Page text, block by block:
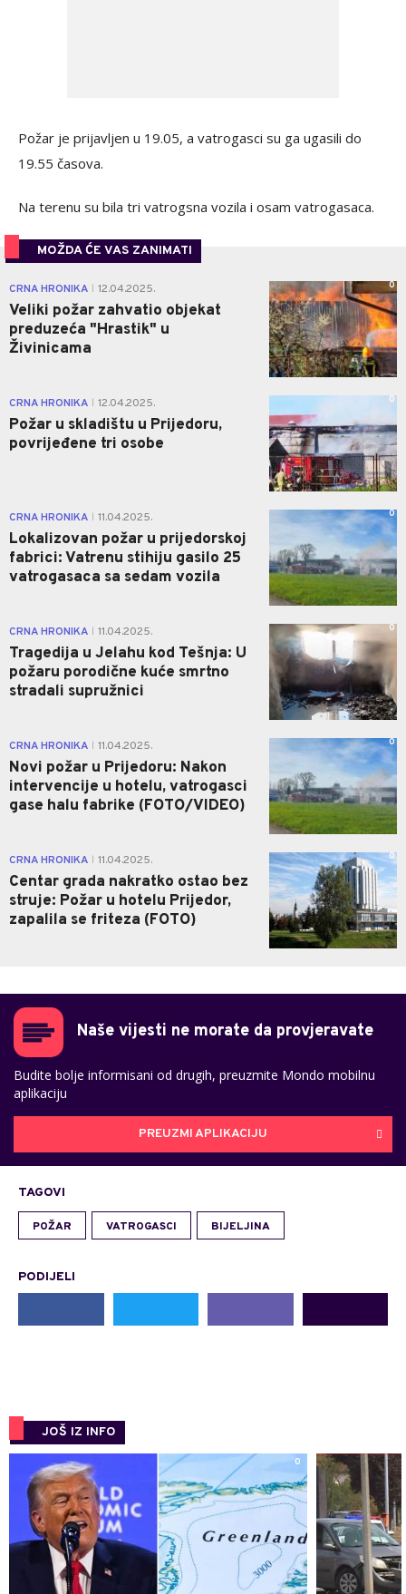
Požar je prijavljen u 19.05, a vatrogasci su ga ugasili do
19.55 časova.
Na terenu su bila tri vatrogsna vozila i osam vatrogasaca.
MOŽDA ĆE VAS ZANIMATI
CRNA HRONIKA 12.04.2025.
Veliki požar zahvatio objekat
preduzeća "Hrastik" u
Živinicama
0
CRNA HRONIKA 12.04.2025.
Požar u skladištu u Prijedoru,
povrijeđene tri osobe
0
CRNA HRONIKA 11.04.2025.
Lokalizovan požar u prijedorskoj
fabrici: Vatrenu stihiju gasilo 25
vatrogasaca sa sedam vozila
0
CRNA HRONIKA 11.04.2025.
Tragedija u Jelahu kod Tešnja: U
požaru porodične kuće smrtno
stradali supružnici
0
CRNA HRONIKA 11.04.2025.
Novi požar u Prijedoru: Nakon
intervencije u hotelu, vatrogasci
gase halu fabrike (FOTO/VIDEO)
0
CRNA HRONIKA 11.04.2025.
Centar grada nakratko ostao bez
struje: Požar u hotelu Prijedor,
zapalila se friteza (FOTO)
0
Naše vijesti ne morate da provjeravate
Budite bolje informisani od drugih, preuzmite Mondo mobilnu
aplikaciju
PREUZMI APLIKACIJU
TAGOVI
POŽAR VATROGASCI BIJELJINA
PODIJELI
JOŠ IZ INFO
0